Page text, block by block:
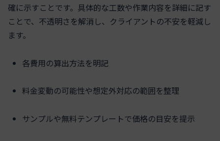
確に示すことです。具体的な工数や作業内容を詳細に記す
ことで、不透明さを解消し、クライアントの不安を軽減し
ます。
各費用の算出方法を明記
料金変動の可能性や想定外対応の範囲を整理
サンプルや無料テンプレートで価格の目安を提示